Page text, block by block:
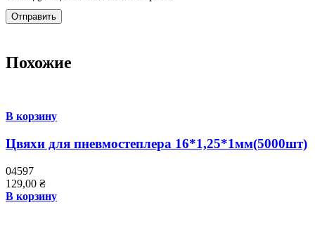
Похожие
В корзину
Цвяхи для пневмостеплера 16*1,25*1мм(5000шт)
04597
129,00 ₴
В корзину